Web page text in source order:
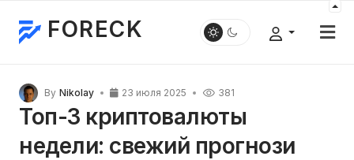
FORECK
By Nikolay 23 июля 2025 381
Топ-3 криптовалюты
недели: свежий прогнози